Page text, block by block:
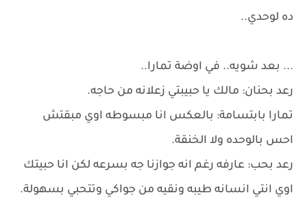
ده لوحدي..
... بعد شويه.. في اوضة تمارا..
رعد بحنان: مالك يا حبيبتي زعلانه من حاجه.
تمارا بابتسامة: بالعكس انا مبسوطه اوي مبقتش
احس بالوحده ولا الخنقة.
رعد بحب: عارفه رغم انه جوازنا جه بسرعه لكن انا حبيتك
اوي انتي انسانه طيبه ونقيه من جواكي وتتحبي بسهولة.